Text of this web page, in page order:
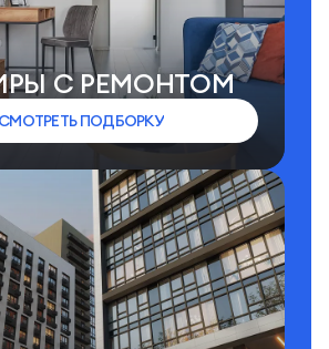
C РЕМОНТОМ
СМОТРЕТЬ ПОДБОРКУ